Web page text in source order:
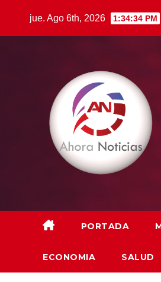
jue. Ago 6th, 2026 1:34:35 PM
PORTADA
ECONOMIA SALUD